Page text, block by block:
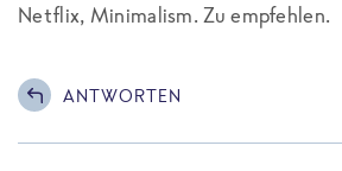
Netflix, Minimalism. Zu empfehlen.
ANTWORTEN